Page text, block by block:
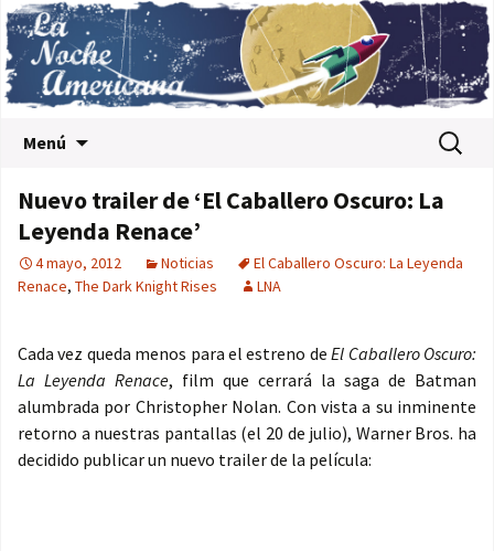
Menú Buscar:
Nuevo trailer de ‘El Caballero Oscuro: La
Leyenda Renace’
4 mayo, 2012 Noticias
El Caballero Oscuro: La Leyenda
Renace, The Dark Knight Rises LNA
Cada vez queda menos para el estreno deEl Caballero Oscuro:
La Leyenda Renace, film que cerrará la saga de Batman
alumbrada por Christopher Nolan. Con vista a su inminente
retorno a nuestras pantallas (el 20 de julio), Warner Bros. ha
decidido publicar un nuevo trailer de la película: